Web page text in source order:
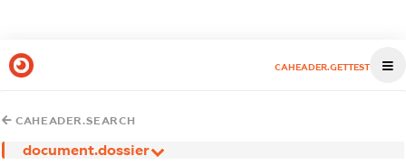
CAHEADER.GETTEST
CAHEADER.SEARCH
document.dossier